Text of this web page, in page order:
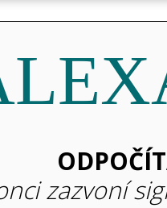
zazvoní